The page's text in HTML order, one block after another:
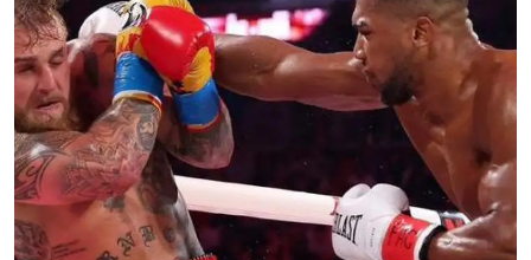
Société
Éducation
Culture
Sport
Justice